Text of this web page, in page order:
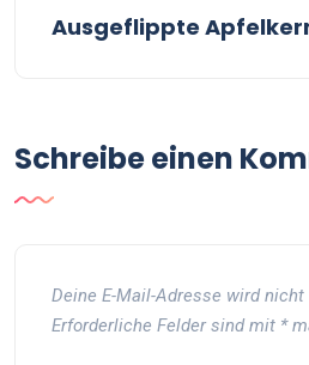
Ausgeflippte
Schreibe einen
Deine E-Mail-Adresse wird
Erforderliche Felder sind mit *